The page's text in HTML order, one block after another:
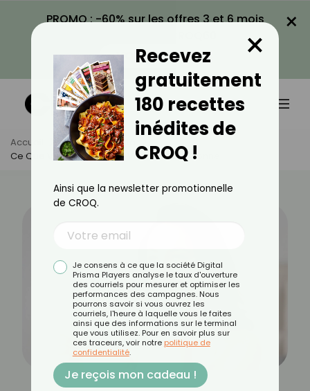
PROMO : -60% sur les offres 3 et 6 mois
VOIR LA PROMO
×
Accueil Actus
Beauté
Ce Que Votre Peau Dit De Votre État Émotionnel
Recevez
gratuitement
180 recettes
inédites de
CROQ !
×
Ainsi que la newsletter promotionnelle
de CROQ.
Je consens à ce que la société Digital
Prisma Players analyse le taux d'ouverture
des courriels pour mesurer et optimiser les
performances des campagnes. Nous
pourrons savoir si vous ouvrez les
courriels, l'heure à laquelle vous le faites
ainsi que des informations sur le terminal
que vous utilisez. Pour en savoir plus sur
ces traceurs, voir notre politique de
confidentialité.
Je reçois mon cadeau !